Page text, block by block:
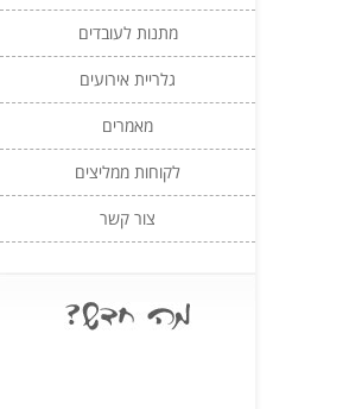
מתנות לעובדים
גלריית אירועים
מאמרים
לקוחות ממליצים
צור קשר